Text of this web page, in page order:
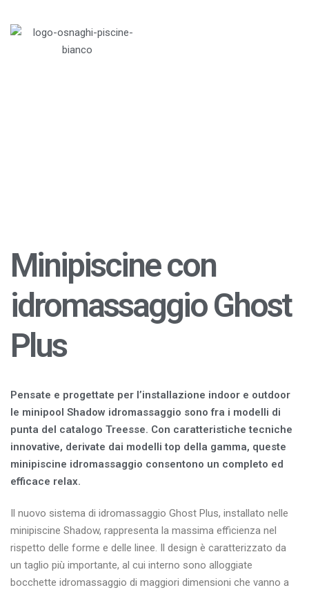
Minipiscine con
idromassaggio Ghost
Plus
Pensate e progettate per l’installazione indoor e outdoor
le minipool Shadow idromassaggio sono fra i modelli di
punta del catalogo Treesse. Con caratteristiche tecniche
innovative, derivate dai modelli top della gamma, queste
minipiscine idromassaggio consentono un completo ed
efficace relax.
Il nuovo sistema di idromassaggio Ghost Plus, installato nelle
minipiscine Shadow, rappresenta la massima efficienza nel
rispetto delle forme e delle linee. Il design è caratterizzato da
un taglio più importante, al cui interno sono alloggiate
bocchette idromassaggio di maggiori dimensioni che vanno a